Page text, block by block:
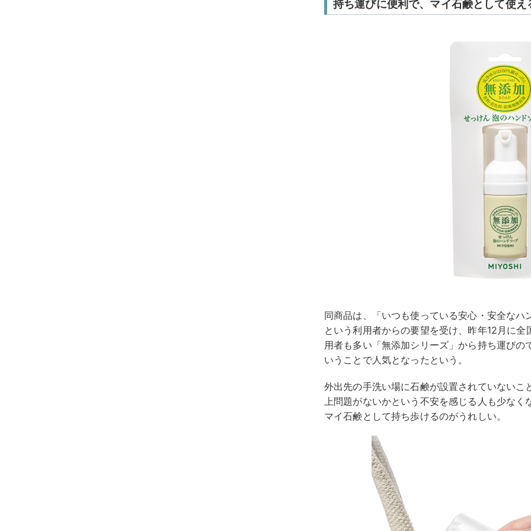
持ち運びに便利で、マイ石鹸として使え
同商品は、「いつも使っている安心・安全な
という利用者からの要望を受け、昨年12月に
用者も多い「無添加シリーズ」から持ち運び
いうことで人気となったという。
外出先の手洗い場に石鹸が設置されていないこ
上問題がないかという不安を感じる人も少なく
マイ石鹸として持ち歩けるのがうれしい。